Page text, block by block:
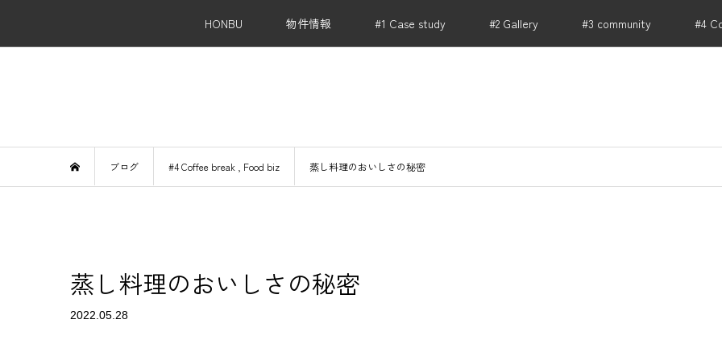
HONBU 物件情報 #1 Case study #2 Gallery #3 community #4
ブログ #4 Coffee break Food biz 蒸し料理のおいしさの秘密
蒸し料理のおいしさの秘密
2022.05.28